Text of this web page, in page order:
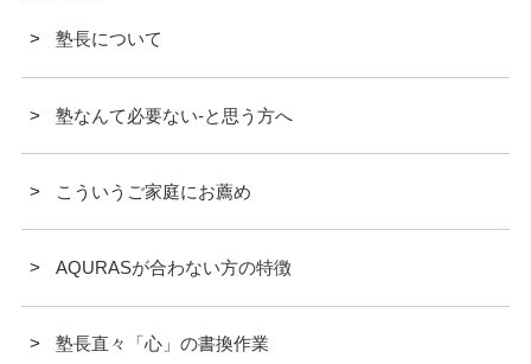
塾長について
塾なんて必要ない-と思う方へ
こういうご家庭にお薦め
AQURASが合わない方の特徴
塾長直々「心」の書換作業